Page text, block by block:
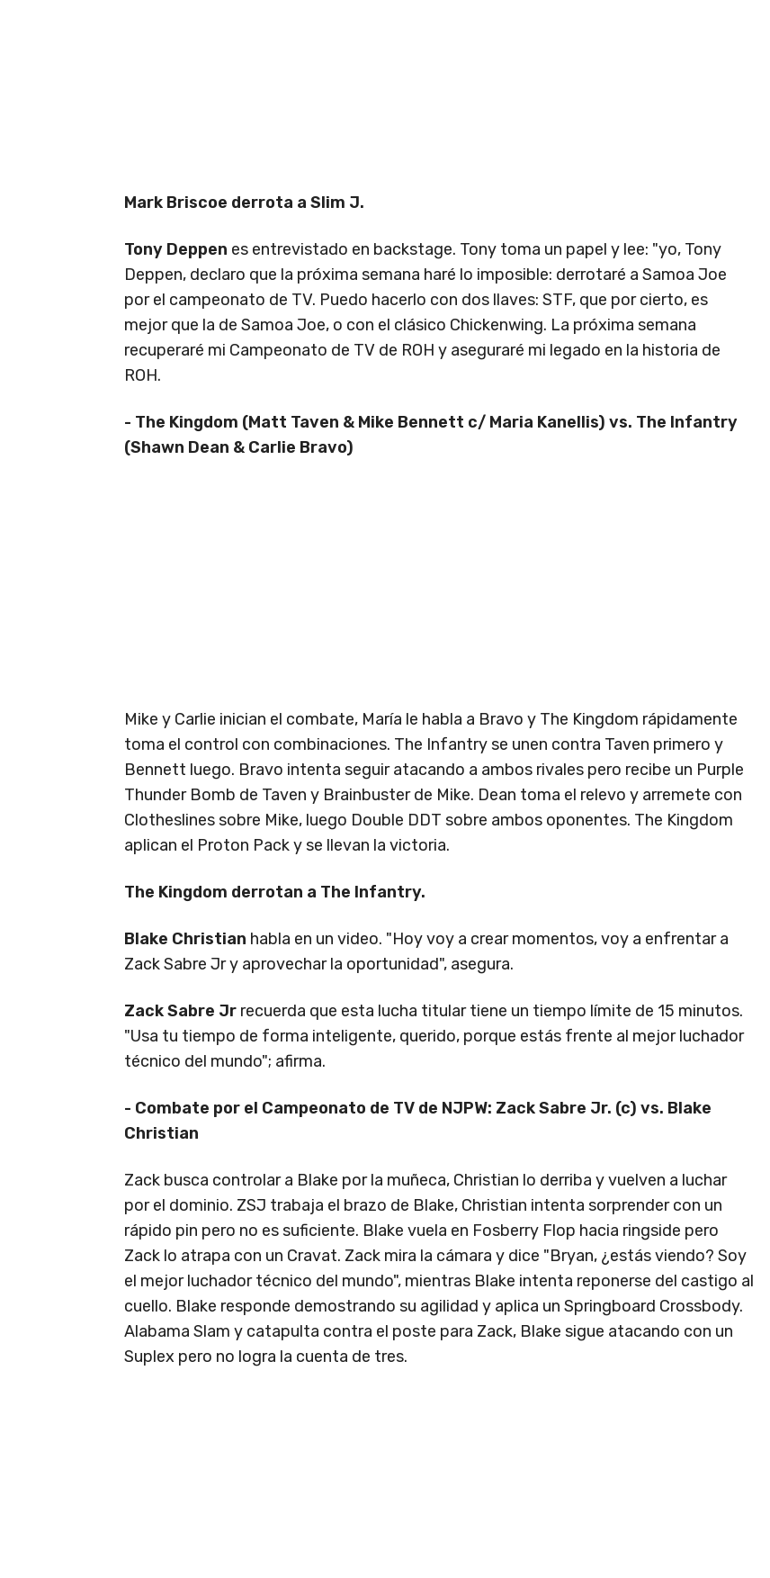
Mark Briscoe derrota a Slim J.
Tony Deppen es entrevistado en backstage. Tony toma un papel y lee: "yo, Tony
Deppen, declaro que la próxima semana haré lo imposible: derrotaré a Samoa Joe
por el campeonato de TV. Puedo hacerlo con dos llaves: STF, que por cierto, es
mejor que la de Samoa Joe, o con el clásico Chickenwing. La próxima semana
recuperaré mi Campeonato de TV de ROH y aseguraré mi legado en la historia de
ROH.
- The Kingdom (Matt Taven & Mike Bennett c/ Maria Kanellis) vs. The Infantry
(Shawn Dean & Carlie Bravo)
Mike y Carlie inician el combate, María le habla a Bravo y The Kingdom rápidamente
toma el control con combinaciones. The Infantry se unen contra Taven primero y
Bennett luego. Bravo intenta seguir atacando a ambos rivales pero recibe un Purple
Thunder Bomb de Taven y Brainbuster de Mike. Dean toma el relevo y arremete con
Clotheslines sobre Mike, luego Double DDT sobre ambos oponentes. The Kingdom
aplican el Proton Pack y se llevan la victoria.
The Kingdom derrotan a The Infantry.
Blake Christian habla en un video. "Hoy voy a crear momentos, voy a enfrentar a
Zack Sabre Jr y aprovechar la oportunidad", asegura.
Zack Sabre Jr recuerda que esta lucha titular tiene un tiempo límite de 15 minutos.
"Usa tu tiempo de forma inteligente, querido, porque estás frente al mejor luchador
técnico del mundo"; afirma.
- Combate por el Campeonato de TV de NJPW: Zack Sabre Jr. (c) vs. Blake
Christian
Zack busca controlar a Blake por la muñeca, Christian lo derriba y vuelven a luchar
por el dominio. ZSJ trabaja el brazo de Blake, Christian intenta sorprender con un
rápido pin pero no es suficiente. Blake vuela en Fosberry Flop hacia ringside pero
Zack lo atrapa con un Cravat. Zack mira la cámara y dice "Bryan, ¿estás viendo? Soy
el mejor luchador técnico del mundo", mientras Blake intenta reponerse del castigo al
cuello. Blake responde demostrando su agilidad y aplica un Springboard Crossbody.
Alabama Slam y catapulta contra el poste para Zack, Blake sigue atacando con un
Suplex pero no logra la cuenta de tres.